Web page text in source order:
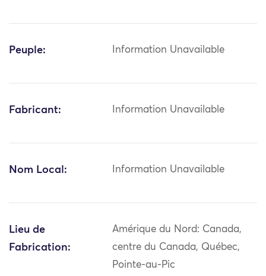
Peuple: Information Unavailable
Fabricant: Information Unavailable
Nom Local: Information Unavailable
Lieu de
Fabrication:
Amérique du Nord: Canada,
centre du Canada, Québec,
Pointe-au-Pic